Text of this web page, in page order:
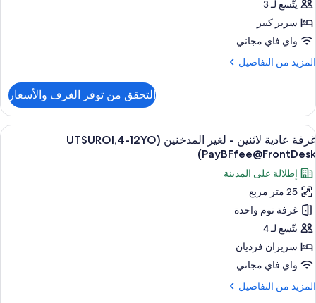
(UTSUROI,Renovated,
55sqm)
سرير
كبير
-
لغير
المدخنين
PayBFfee@FrontDesk)
يتّسع لـ 3
سرير كبير
واي فاي مجاني
المزيد من التفاصيل
المزيد
غرفة
عادية
-
سرير
-
لغير
المدخنين
(UTSUROI,4-
12YO
PayBFfee@FrontDesk)
التحقق من توفر الغرف والأسعار
استعراض
جميع
صور
غرفة
عادية
لاثنين
-
لغير
المدخنين
(UTSUROI,4-
12YO
أغطية فراش متميزة وخزنة داخل الغرفة
6
غرفة عادية لاثنين - لغير المدخنين (UTSUROI,4-12YO
PayBFfee@FrontDesk)
إطلالة على المدينة
25 متر مربع
غرفة نوم واحدة
يتّسع لـ 4
سريران فرديان
واي فاي مجاني
المزيد من التفاصيل
المزيد